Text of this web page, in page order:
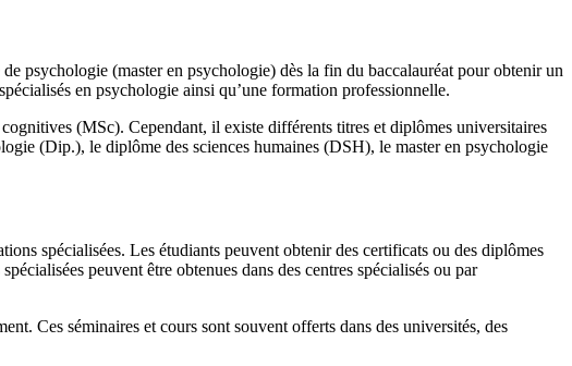
psychologie (master en psychologie) dès la fin du baccalauréat pour obtenir un
en psychologie ainsi qu’une formation professionnelle.
(MSc). Cependant, il existe différents titres et diplômes universitaires
(Dip.), le diplôme des sciences humaines (DSH), le master en psychologie
spécialisées. Les étudiants peuvent obtenir des certificats ou des diplômes
peuvent être obtenues dans des centres spécialisés ou par
Ces séminaires et cours sont souvent offerts dans des universités, des